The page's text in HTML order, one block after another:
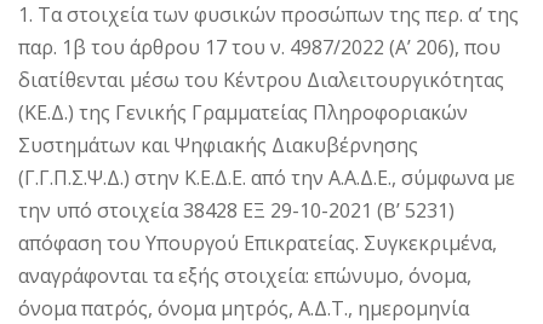
1. Τα στοιχεία των φυσικών προσώπων της περ. α’ της
παρ. 1β του άρθρου 17 του ν. 4987/2022 (Α’ 206), που
διατίθενται μέσω του Κέντρου Διαλειτουργικότητας
(ΚΕ.Δ.) της Γενικής Γραμματείας Πληροφοριακών
Συστημάτων και Ψηφιακής Διακυβέρνησης
(Γ.Γ.Π.Σ.Ψ.Δ.) στην Κ.Ε.Δ.Ε. από την Α.Α.Δ.Ε., σύμφωνα με
την υπό στοιχεία 38428 ΕΞ 29-10-2021 (Β’ 5231)
απόφαση του Υπουργού Επικρατείας. Συγκεκριμένα,
αναγράφονται τα εξής στοιχεία: επώνυμο, όνομα,
όνομα πατρός, όνομα μητρός, Α.Δ.Τ., ημερομηνία